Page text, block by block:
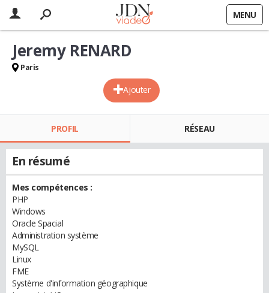
MENU
Ajouter
Jeremy RENARD
Paris
PROFIL RÉSEAU
En résumé
Mes compétences :
PHP
Windows
Oracle Spacial
Administration système
MySQL
Linux
FME
Système d'information géographique